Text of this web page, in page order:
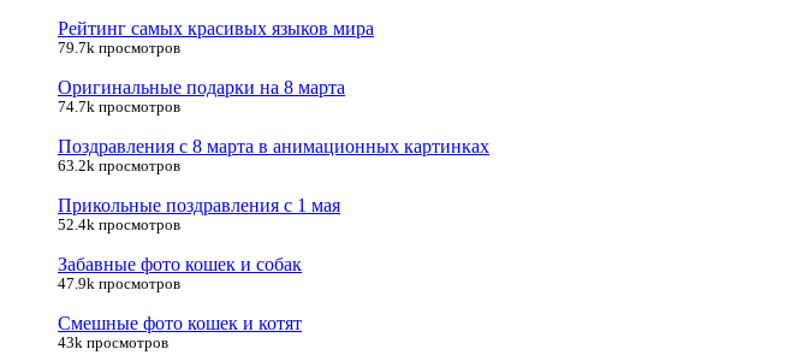
Рейтинг самых красивых языков мира
79.7k просмотров
Оригинальные подарки на 8 марта
74.7k просмотров
Поздравления с 8 марта в анимационных картинках
63.2k просмотров
Прикольные поздравления с 1 мая
52.4k просмотров
Забавные фото кошек и собак
47.9k просмотров
Смешные фото кошек и котят
43k просмотров